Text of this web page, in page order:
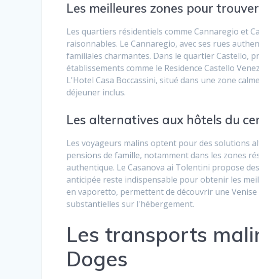
Les meilleures zones pour
Les quartiers résidentiels comme Cannaregio et
raisonnables. Le Cannaregio, avec ses rues
familiales charmantes. Dans le quartier Castello,
établissements comme le Residence Castello
L'Hotel Casa Boccassini, situé dans une zone
déjeuner inclus.
Les alternatives aux hôtels du
Les voyageurs malins optent pour des solutions
pensions de famille, notamment dans les zones
authentique. Le Casanova ai Tolentini propose
anticipée reste indispensable pour obtenir les
en vaporetto, permettent de découvrir une
substantielles sur l'hébergement.
Les transports
Doges